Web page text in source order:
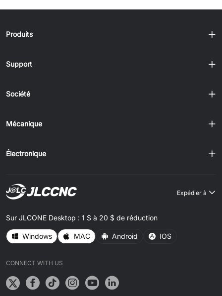
Produits
Support
Société
Mécanique
Électronique
Expédier à
Sur JLCONE Desktop : 1 $ à 20 $ de réduction
Windows MAC Android IOS
CONNECT WITH US